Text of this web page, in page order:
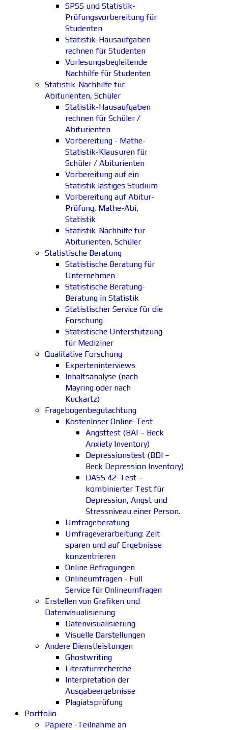
SPSS und Statistik-
Prüfungsvorbereitung für
Studenten
Statistik-Hausaufgaben
rechnen für Studenten
Vorlesungsbegleitende
Nachhilfe für Studenten
Statistik-Nachhilfe für
Abiturienten, Schüler
Statistik-Hausaufgaben
rechnen für Schüler /
Abiturienten
Vorbereitung - Mathe-
Statistik-Klausuren für
Schüler / Abiturienten
Vorbereitung auf ein
Statistik lästiges Studium
Vorbereitung auf Abitur-
Prüfung, Mathe-Abi,
Statistik
Statistik-Nachhilfe für
Abiturienten, Schüler
Statistische Beratung
Statistische Beratung für
Unternehmen
Statistische Beratung-
Beratung in Statistik
Statistischer Service für die
Forschung
Statistische Unterstützung
für Mediziner
Qualitative Forschung
Experteninterviews
Inhaltsanalyse (nach
Mayring oder nach
Kuckartz)
Fragebogenbegutachtung
Kostenloser Online-Test
Angsttest (BAI – Beck
Anxiety Inventory)
Depressionstest (BDI –
Beck Depression Inventory)
DASS 42-Test –
kombinierter Test für
Depression, Angst und
Stressniveau einer Person.
Umfrageberatung
Umfrageverarbeitung: Zeit
sparen und auf Ergebnisse
konzentrieren
Online Befragungen
Onlineumfragen - Full
Service für Onlineumfragen
Erstellen von Grafiken und
Datenvisualisierung
Datenvisualisierung
Visuelle Darstellungen
Andere Dienstleistungen
Ghostwriting
Literaturrecherche
Interpretation der
Ausgabeergebnisse
Plagiatsprüfung
Portfolio
Papiere -Teilnahme an